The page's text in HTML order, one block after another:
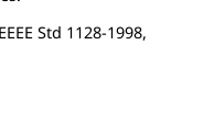
Std 1128-1998,